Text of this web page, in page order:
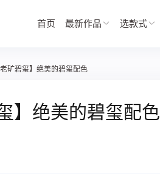
首页 最新作品 选款式
老矿碧玺】绝美的碧玺配色
】绝美的碧玺配色